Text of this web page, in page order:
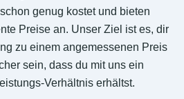
genug kostet und bieten
Preise an. Unser Ziel ist es, dir
zu einem angemessenen Preis
sein, dass du mit uns ein
Verhältnis erhältst.